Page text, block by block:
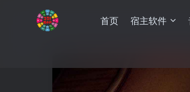
首页 宿主软件